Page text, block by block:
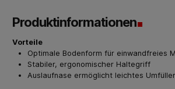
Produktinformationen
Vorteile
Optimale Bodenform für einwandfreies
Stabiler, ergonomischer Haltegriff
Auslaufnase ermöglicht leichtes